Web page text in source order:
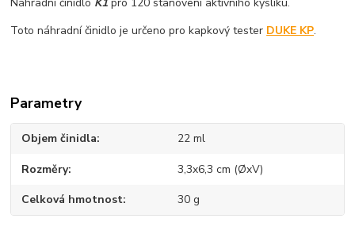
Toto náhradní činidlo je určeno pro kapkový tester DUKE KP.
Parametry
Objem činidla 22 ml
Rozměry 3,3x6,3 cm (ØxV)
Celková hmotnost 30 g